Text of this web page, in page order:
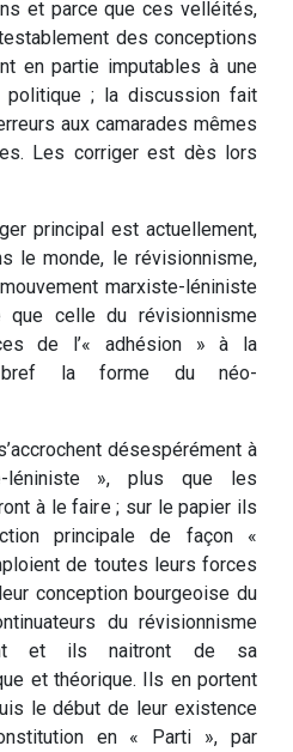
et parce que ces velléités,
des conceptions
en partie imputables à une
politique ; la discussion fait
aux camarades mêmes
Les corriger est dès lors
principal est actuellement,
le monde, le révisionnisme,
marxiste-léniniste
celle du révisionnisme
de l’« adhésion » à la
bref la forme du néo-
désespérément à
léniniste », plus que les
à le faire ; sur le papier ils
principale de façon «
de toutes leurs forces
conception bourgeoise du
du révisionnisme
et ils naitront de sa
et théorique. Ils en portent
le début de leur existence
en « Parti », par